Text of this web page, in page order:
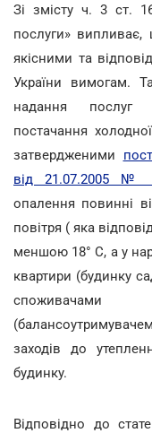
Зі змісту ч. 3 ст.
послуги»
якісними та
України вимогам.
надання послуг
постачання
затвердженими
від 21.07.2005 №
опалення повинні
повітря ( яка
меншою 18° C, а у
квартири (будинку
заходів до
будинку.
Відповідно до